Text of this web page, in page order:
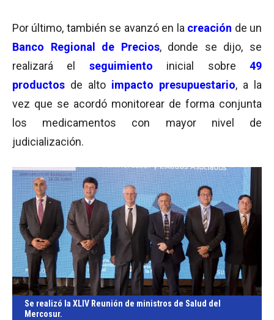
Por último, también se avanzó en la creación de un
Banco Regional de Precios, donde se dijo, se
realizará el seguimiento inicial sobre49
productos de alto impacto presupuestario, a la
vez que se acordó monitorear de forma conjunta
los medicamentos con mayor nivel de
judicialización.
Se realizó la XLIV Reunión de ministros de Salud del
Mercosur.